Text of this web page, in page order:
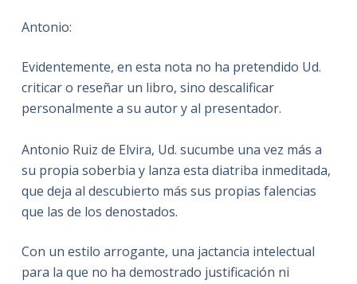
Antonio:
Evidentemente, en esta nota no ha pretendido Ud.
criticar o reseñar un libro, sino descalificar
personalmente a su autor y al presentador.
Antonio Ruiz de Elvira, Ud. sucumbe una vez más a
su propia soberbia y lanza esta diatriba inmeditada,
que deja al descubierto más sus propias falencias
que las de los denostados.
Con un estilo arrogante, una jactancia intelectual
para la que no ha demostrado justificación ni